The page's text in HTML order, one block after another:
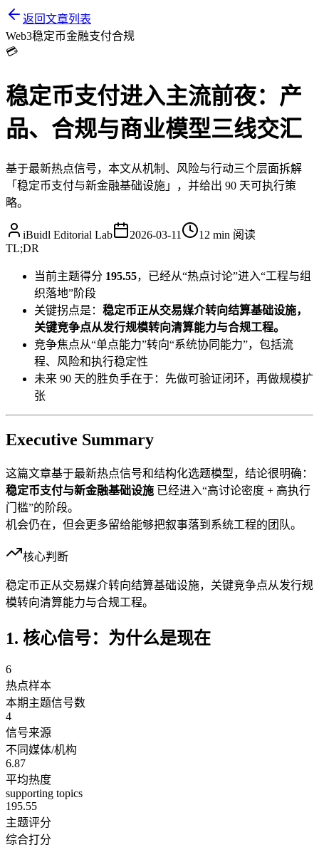
返回文章列表
Web3稳定币金融支付合规
💳
稳定币支付进入主流前夜：产
品、合规与商业模型三线交汇
基于最新热点信号，本文从机制、风险与行动三个层面拆解
「稳定币支付与新金融基础设施」，并给出 90 天可执行策
略。
iBuidl Editorial Lab 2026-03-11 12 min 阅读
TL;DR
当前主题得分 195.55，已经从“热点讨论”进入“工程与组
织落地”阶段
关键拐点是： 稳定币正从交易媒介转向结算基础设施，
关键竞争点从发行规模转向清算能力与合规工程。
竞争焦点从“单点能力”转向“系统协同能力”，包括流
程、风险和执行稳定性
未来 90 天的胜负手在于：先做可验证闭环，再做规模扩
张
Executive Summary
这篇文章基于最新热点信号和结构化选题模型，结论很明确：
稳定币支付与新金融基础设施 已经进入“高讨论密度 + 高执行
门槛”的阶段。
机会仍在，但会更多留给能够把叙事落到系统工程的团队。
核心判断
稳定币正从交易媒介转向结算基础设施，关键竞争点从发行规
模转向清算能力与合规工程。
1. 核心信号：为什么是现在
6
热点样本
本期主题信号数
4
信号来源
不同媒体/机构
6.87
平均热度
supporting topics
195.55
主题评分
综合打分